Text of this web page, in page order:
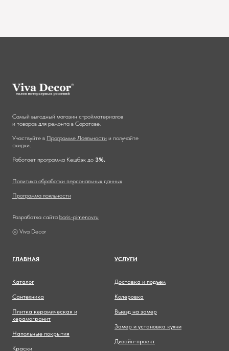
Самый выгодный магазин стройматериалов
и товаров для ремонта в Саратове.
Участвуйте в Программе Лояльности и получайте
скидки.
Работает программа Кешбэк до 3%.
Политика обработки персональных данных
Программа лояльности
Разработка сайта boris-pimenov.ru
© Viva Decor
ГЛАВНАЯ
Каталог
Сантехника
Плитка керамическая и
керамогранит
Напольные покрытия
Краски
УСЛУГИ
Доставка и подъем
Колеровка
Выезд на замер
Замер и установка кухни
Дизайн-проект